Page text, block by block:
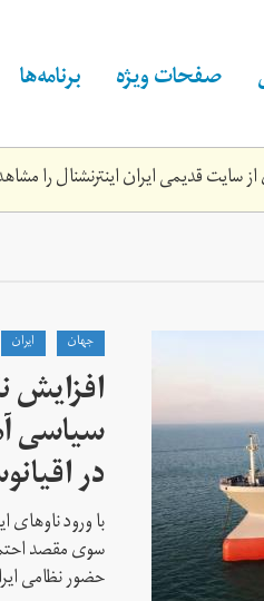
صفحات ویژه برنامه‌ها
سایت قدیمی ایران اینترنشنال را
جهان ايران
افزایش
سیاسی
در
با ورود
سوی مقصد
حضور نظامی